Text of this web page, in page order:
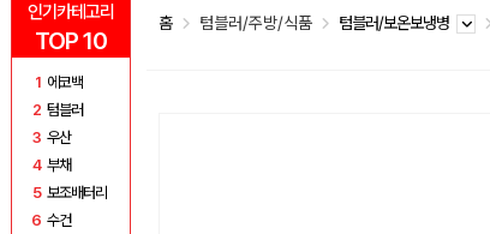
인기카테고리
TOP 10
1 에코백
2 텀블러
3 우산
4 부채
5 보조배터리
6 수건
홈 텀블러/주방/식품 텀블러/보온보냉병